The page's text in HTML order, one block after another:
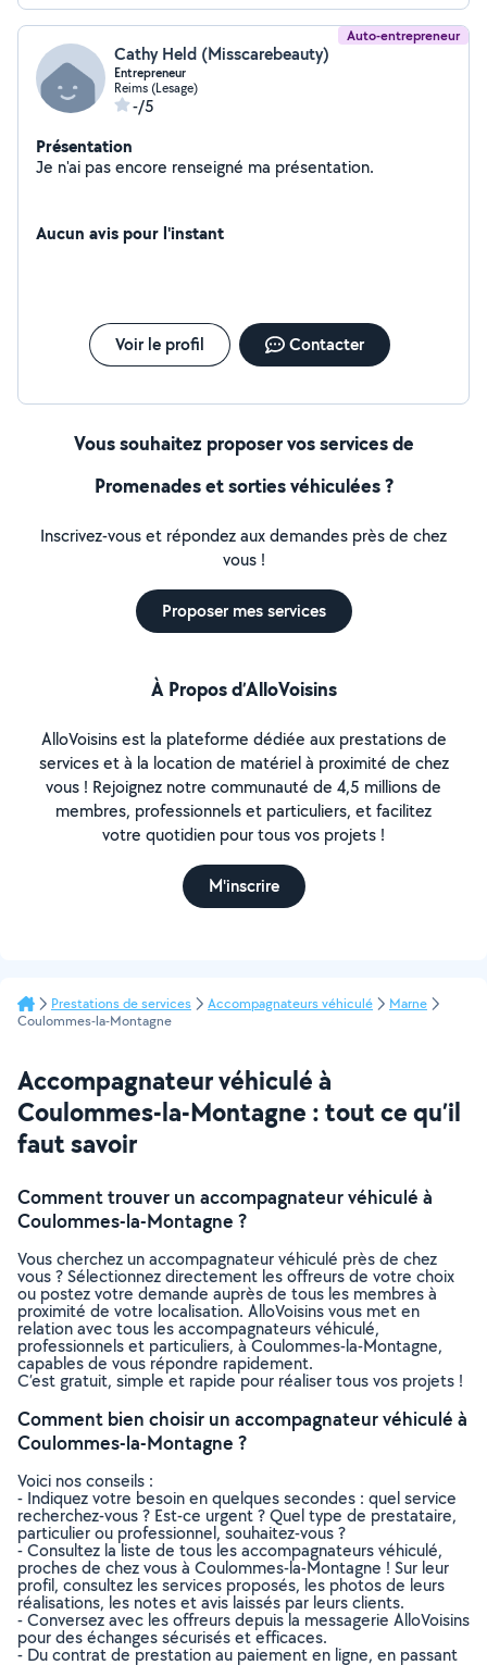
Auto-entrepreneur
Cathy Held (Misscarebeauty)
Entrepreneur
Reims (Lesage)
-/5
Présentation
Je n'ai pas encore renseigné ma présentation.
Aucun avis pour l'instant
Voir le profil Contacter
Vous souhaitez proposer vos services de
Promenades et sorties véhiculées ?
Inscrivez-vous et répondez aux demandes près de chez
vous !
Proposer mes services
À Propos d’AlloVoisins
AlloVoisins est la plateforme dédiée aux prestations de
services et à la location de matériel à proximité de chez
vous ! Rejoignez notre communauté de 4,5 millions de
membres, professionnels et particuliers, et facilitez
votre quotidien pour tous vos projets !
M'inscrire
Prestations de services Accompagnateurs véhiculé
Marne
Coulommes-la-Montagne
Accompagnateur véhiculé à
Coulommes-la-Montagne : tout ce qu’il
faut savoir
Comment trouver un accompagnateur véhiculé à
Coulommes-la-Montagne ?
Vous cherchez un accompagnateur véhiculé près de chez
vous ? Sélectionnez directement les offreurs de votre choix
ou postez votre demande auprès de tous les membres à
proximité de votre localisation. AlloVoisins vous met en
relation avec tous les accompagnateurs véhiculé,
professionnels et particuliers, à Coulommes-la-Montagne,
capables de vous répondre rapidement.
C’est gratuit, simple et rapide pour réaliser tous vos projets !
Comment bien choisir un accompagnateur véhiculé à
Coulommes-la-Montagne ?
Voici nos conseils :
- Indiquez votre besoin en quelques secondes : quel service
recherchez-vous ? Est-ce urgent ? Quel type de prestataire,
particulier ou professionnel, souhaitez-vous ?
- Consultez la liste de tous les accompagnateurs véhiculé,
proches de chez vous à Coulommes-la-Montagne ! Sur leur
profil, consultez les services proposés, les photos de leurs
réalisations, les notes et avis laissés par leurs clients.
- Conversez avec les offreurs depuis la messagerie AlloVoisins
pour des échanges sécurisés et efficaces.
- Du contrat de prestation au paiement en ligne, en passant